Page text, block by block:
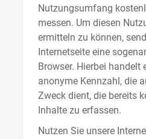
Nutzungsumfang
messen. Um diesen
ermitteln zu können,
Internetseite eine
Browser. Hierbei handelt
anonyme Kennzahl, die
Zweck dient, die bereits
Inhalte zu erfassen.
Nutzen Sie unsere